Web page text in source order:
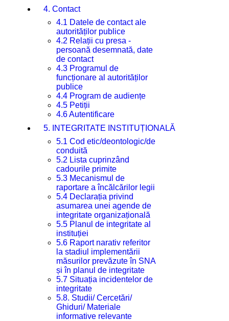
4. Contact
4.1 Datele de contact ale
autorităților publice
4.2 Relații cu presa -
persoană desemnată, date
de contact
4.3 Programul de
funcționare al autorităților
publice
4.4 Program de audiențe
4.5 Petiții
4.6 Autentificare
5. INTEGRITATE INSTITUȚIONALĂ
5.1 Cod etic/deontologic/de
conduită
5.2 Lista cuprinzând
cadourile primite
5.3 Mecanismul de
raportare a încălcărilor legii
5.4 Declarația privind
asumarea unei agende de
integritate organizațională
5.5 Planul de integritate al
instituției
5.6 Raport narativ referitor
la stadiul implementării
măsurilor prevăzute în SNA
și în planul de integritate
5.7 Situația incidentelor de
integritate
5.8. Studii/ Cercetări/
Ghiduri/ Materiale
informative relevante